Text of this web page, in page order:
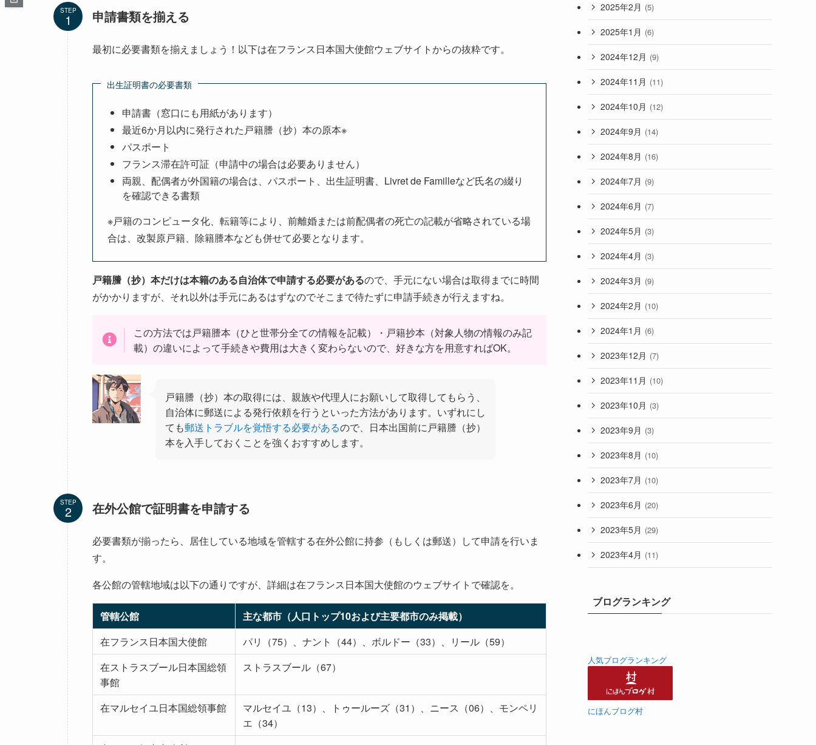
STEP 申請書類を揃える
最初に必要書類を揃えましょう！以下は在フランス日本国大使館ウェブサイトからの抜粋です。
出生証明書の必要書類
申請書（窓口にも用紙があります）
最近6か月以内に発行された戸籍謄（抄）本の原本※
パスポート
フランス滞在許可証（申請中の場合は必要ありません）
両親、配偶者が外国籍の場合は、パスポート、出生証明書、Livret de Familleなど氏名の綴り
を確認できる書類
※戸籍のコンピュータ化、転籍等により、前離婚または前配偶者の死亡の記載が省略されている場
合は、改製原戸籍、除籍謄本なども併せて必要となります。
戸籍謄（抄）本だけは本籍のある自治体で申請する必要があるので、手元にない場合は取得までに時間
がかかりますが、それ以外は手元にあるはずなのでそこまで待たずに申請手続きが行えますね。
この方法では戸籍謄本（ひと世帯分全ての情報を記載）・戸籍抄本（対象人物の情報のみ記
載）の違いによって手続きや費用は大きく変わらないので、好きな方を用意すればOK。
戸籍謄（抄）本の取得には、親族や代理人にお願いして取得してもらう、
自治体に郵送による発行依頼を行うといった方法があります。いずれにし
ても郵送トラブルを覚悟する必要があるので、日本出国前に戸籍謄（抄）
本を入手しておくことを強くおすすめします。
STEP 在外公館で証明書を申請する
必要書類が揃ったら、居住している地域を管轄する在外公館に持参（もしくは郵送）して申請を行いま
す。
各公館の管轄地域は以下の通りですが、詳細は在フランス日本国大使館のウェブサイトで確認を。
管轄公館
主な都市（人口トップ10および主要都市のみ掲載）
在フランス日本国大使館
パリ（75）、ナント（44）、ボルドー（33）、リール（59）
在ストラスブール日本国総領
事館
ストラスブール（67）
在マルセイユ日本国総領事館
マルセイユ（13）、トゥールーズ（31）、ニース（06）、モンペリ
エ（34）
2025年2月 (5)
2025年1月 (6)
2024年12月 (9)
2024年11月 (11)
2024年10月 (12)
2024年9月 (14)
2024年8月 (16)
2024年7月 (9)
2024年6月 (7)
2024年5月 (3)
2024年4月 (3)
2024年3月 (9)
2024年2月 (10)
2024年1月 (6)
2023年12月 (7)
2023年11月 (10)
2023年10月 (3)
2023年9月 (3)
2023年8月 (10)
2023年7月 (10)
2023年6月 (20)
2023年5月 (29)
2023年4月 (11)
ブログランキング
人気ブログランキング
にほんブログ村